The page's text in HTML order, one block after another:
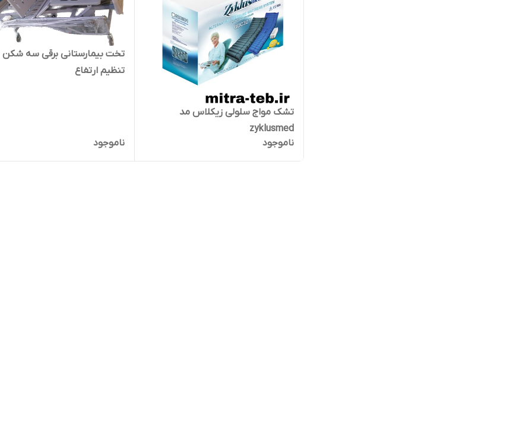
تشک مواج سلولی زیکلاس مد
zyklusmed
ناموجود
تخت بیمارستانی برقی سه شکن
تنظیم ارتفاع
ناموجود